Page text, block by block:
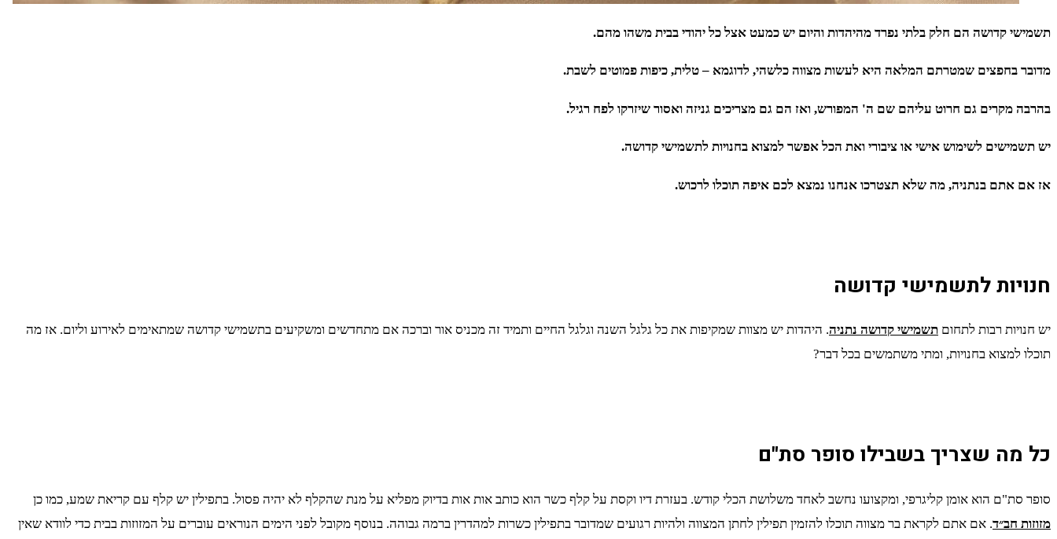
תשמישי קדושה הם חלק בלתי נפרד מהיהדות והיום יש כמעט אצל כל יהודי בבית משהו מהם.
מדובר בחפצים שמטרתם המלאה היא לעשות מצווה כלשהי, לדוגמא – טלית, כיפות פמוטים לשבת.
בהרבה מקרים גם חרוט עליהם שם ה' המפורש, ואז הם גם מצריכים גניזה ואסור שיזרקו לפח רגיל.
יש תשמישים לשימוש אישי או ציבורי ואת הכל אפשר למצוא בחנויות לתשמישי קדושה.
אז אם אתם בנתניה, מה שלא תצטרכו אנחנו נמצא לכם איפה תוכלו לרכוש.
חנויות לתשמישי קדושה
יש חנויות רבות לתחום תשמישי קדושה נתניה. היהדות יש מצוות שמקיפות את כל גלגל השנה וגלגל החיים ותמיד זה מכניס אור וברכה אם מתחדשים ומשקיעים בתשמישי קדושה שמתאימים לאירוע וליום. אז מה
תוכלו למצוא בחנויות, ומתי משתמשים בכל דבר?
כל מה שצריך בשבילו סופר סת"ם
סופר סת"ם הוא אומן קליגרפי, ומקצועו נחשב לאחד משלושת הכלי קודש. בעזרת דיו וקסת על קלף כשר הוא כותב אות אות בדיוק מפליא על מנת שהקלף לא יהיה פסול. בתפילין יש קלף עם קריאת שמע, כמו כן
מזוזות חב״ד. אם אתם לקראת בר מצווה תוכלו להזמין תפילין לחתן המצווה ולהיות רגועים שמדובר בתפילין כשרות למהדרין ברמה גבוהה. בנוסף מקובל לפני הימים הנוראים עוברים על המזוזות בבית כדי לוודא שאין